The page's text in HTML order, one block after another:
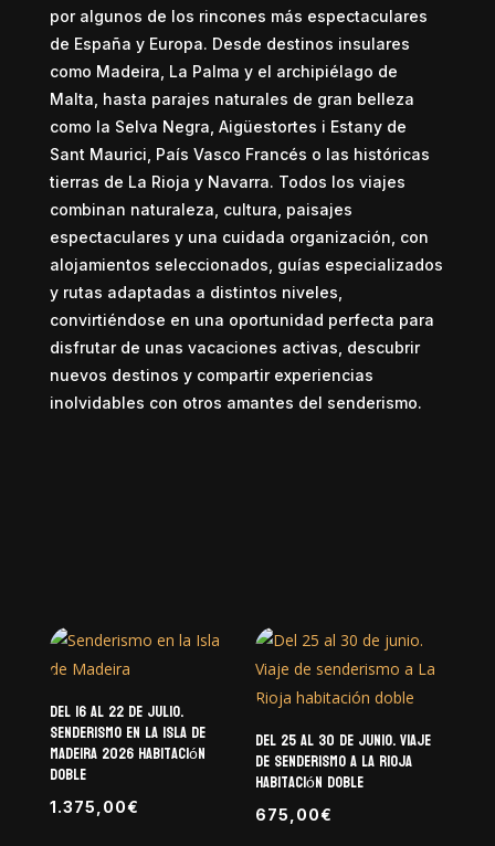
por algunos de los rincones más espectaculares
de España y Europa. Desde destinos insulares
como Madeira La Palma y el archipiélago de
Malta , hasta parajes naturales de gran belleza
como la Selva Negra Aigüestortes i Estany de
Sant Maurici País Vasco Francés o las históricas
tierras de La Rioja y Navarra. Todos los viajes
combinan naturaleza, cultura, paisajes
espectaculares y una cuidada organización, con
alojamientos seleccionados, guías especializados
y rutas adaptadas a distintos niveles,
convirtiéndose en una oportunidad perfecta para
disfrutar de unas vacaciones activas, descubrir
nuevos destinos y compartir experiencias
inolvidables con otros amantes del senderismo.
Del 16 al 22 de julio.
Senderismo en la Isla de
Madeira 2026 habitación
doble
1.375,00€
Del 25 al 30 de junio. Viaje
de senderismo a La Rioja
habitación doble
675,00€